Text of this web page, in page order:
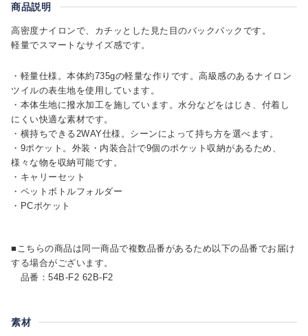
商品説明
高密度ナイロンで、カチッとした見た目のバックパックです。
軽量でスマートなサイズ感です。
・軽量仕様。本体約735gの軽量な作りです。高級感のあるナイロン
ツイルの表生地を使用しています。
・本体生地に撥水加工を施しています。水分などをはじき、付着し
にくい快適な素材です。
・横持ちできる2WAY仕様。シーンによって持ち方を選べます。
・9ポケット。外装・内装合計で9個のポケット収納があるため、
様々な物を収納可能です。
・キャリーセット
・ペットボトルフォルダー
・PCポケット
■こちらの商品は同一商品で複数品番があるため以下の品番でお届け
する場合がございます。
品番：54B-F2 62B-F2
素材